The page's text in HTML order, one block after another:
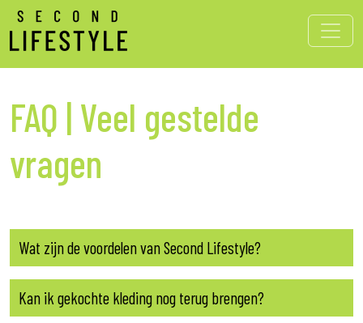
FAQ | Veel gestelde
vragen
Wat zijn de voordelen van Second Lifestyle?
Kan ik gekochte kleding nog terug brengen?